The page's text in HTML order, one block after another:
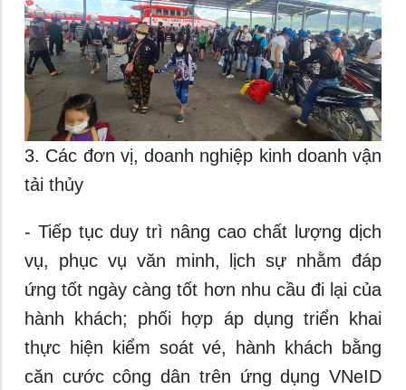
3. Các đơn vị, doanh nghiệp kinh doanh vận
tải thủy
- Tiếp tục duy trì nâng cao chất lượng dịch
vụ, phục vụ văn minh, lịch sự nhằm đáp
ứng tốt ngày càng tốt hơn nhu cầu đi lại của
hành khách; phối hợp áp dụng triển khai
thực hiện kiểm soát vé, hành khách bằng
căn cước công dân trên ứng dụng VNeID